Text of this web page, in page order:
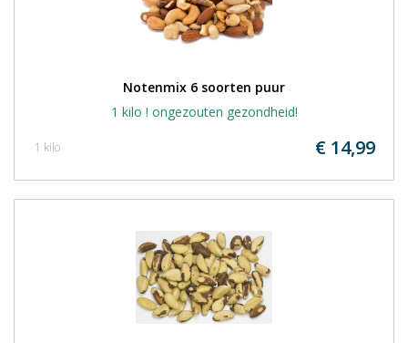
Notenmix 6 soorten puur
1 kilo ! ongezouten gezondheid!
€ 14,99
1 kilo